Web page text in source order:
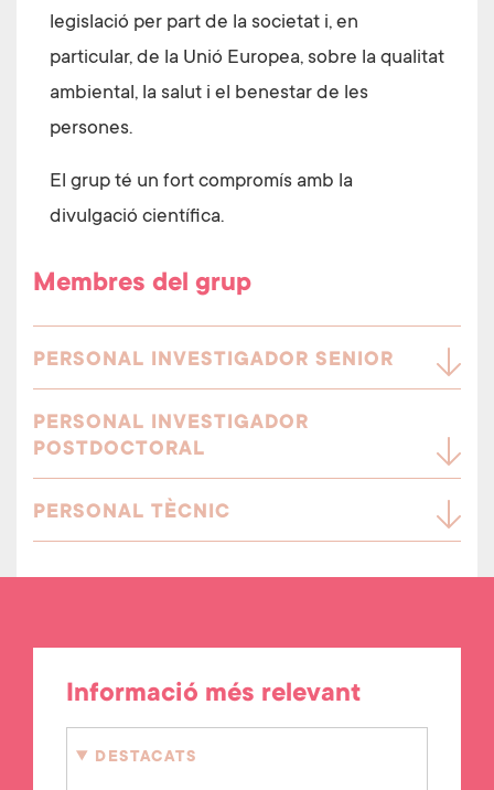
legislació per part de la societat i, en
particular, de la Unió Europea, sobre la qualitat
ambiental, la salut i el benestar de les
persones.
El grup té un fort compromís amb la
divulgació científica.
Membres del grup
PERSONAL INVESTIGADOR SENIOR
PERSONAL INVESTIGADOR
POSTDOCTORAL
PERSONAL TÈCNIC
Informació més relevant
DESTACATS